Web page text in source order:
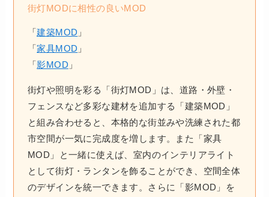
街灯MODに相性の良いMOD
「建築MOD 」
「家具MOD 」
「影MOD 」
街灯や照明を彩る「街灯MOD」は、道路・外壁・
フェンスなど多彩な建材を追加する「建築MOD」
と組み合わせると、本格的な街並みや洗練された都
市空間が一気に完成度を増します。また「家具
MOD」と一緒に使えば、室内のインテリアライト
として街灯・ランタンを飾ることができ、空間全体
のデザインを統一できます。さらに「影MOD」を